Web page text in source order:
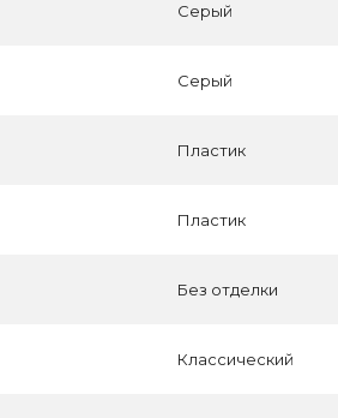
Серый
Серый
Пластик
Пластик
Без отделки
Классический